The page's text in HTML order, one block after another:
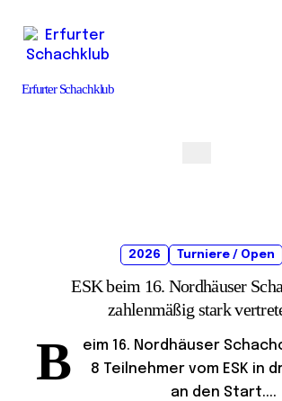
content
Erfurter Schachklub
2026 Turniere / Open
ESK beim 16. Nordhäuser
zahlenmäßig stark
B
eim 16. Nordhäuser
8 Teilnehmer vom ESK in
an den Start....